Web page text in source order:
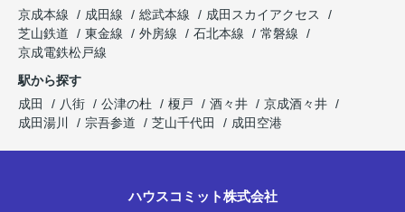
京成本線
成田線 総武本線
成田スカイアクセス
芝山鉄道
東金線 外房線 石北本線
常磐線
京成電鉄松戸線
駅から探す
成田
八街 公津の杜 榎戸 酒々井
京成酒々井
成田湯川
宗吾参道 芝山千代田 成田空港
ハウスコミット株式会社